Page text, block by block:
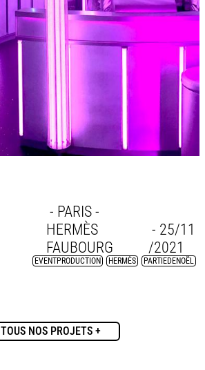
- PARIS -
HERMÈS
FAUBOURG
- 25/11
/2021
EVENTPRODUCTION HERMÈS PARTIEDENOËL
TOUS NOS PROJETS +